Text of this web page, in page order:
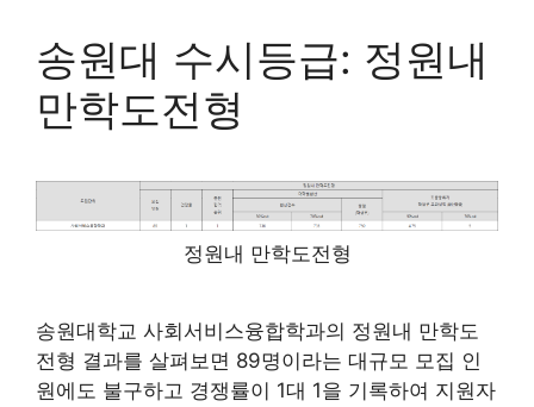
송원대 수시등급: 정원내
만학도전형
정원내 만학도전형
송원대학교 사회서비스융합학과의 정원내 만학도
전형 결과를 살펴보면 89명이라는 대규모 모집 인
원에도 불구하고 경쟁률이 1대 1을 기록하여 지원자